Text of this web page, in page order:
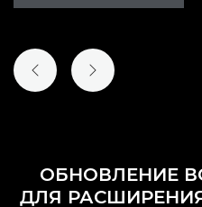
ПРЕДЫДУЩИЙ СЛАЙД
СЛЕДУЮЩИЙ
ОБНОВЛЕНИЕ
ДЛЯ